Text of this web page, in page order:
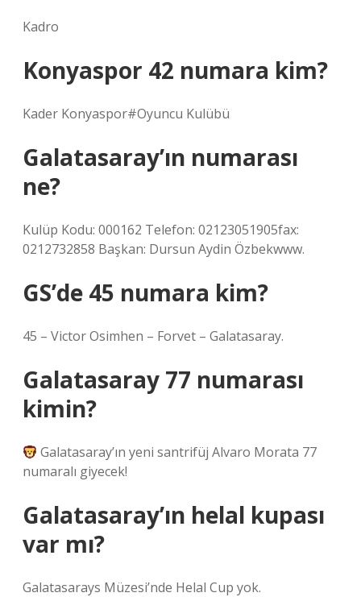
Kadro
Konyaspor 42 numara kim?
Kader Konyaspor#Oyuncu Kulübü
Galatasaray’ın numarası
ne?
Kulüp Kodu: 000162 Telefon: 02123051905fax:
0212732858 Başkan: Dursun Aydin Özbekwww.
GS’de 45 numara kim?
45 – Victor Osimhen – Forvet – Galatasaray.
Galatasaray 77 numarası
kimin?
Galatasaray’ın yeni santrifüj Alvaro Morata 77
numaralı giyecek!
Galatasaray’ın helal kupası
var mı?
Galatasarays Müzesi’nde Helal Cup yok.